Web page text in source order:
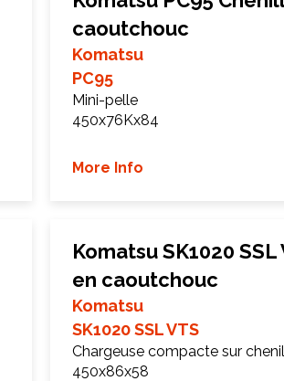
caoutchouc
Komatsu
PC95
Mini-pelle
450x76Kx84
More Info
Komatsu SK1020
en caoutchouc
Komatsu
SK1020 SSL VTS
Chargeuse compacte sur
450x86x58